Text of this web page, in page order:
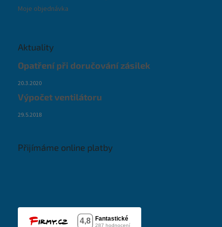
Moje objednávka
Aktuality
Opatření při doručování zásilek
20.3.2020
Výpočet ventilátoru
29.5.2018
Přijímáme online platby